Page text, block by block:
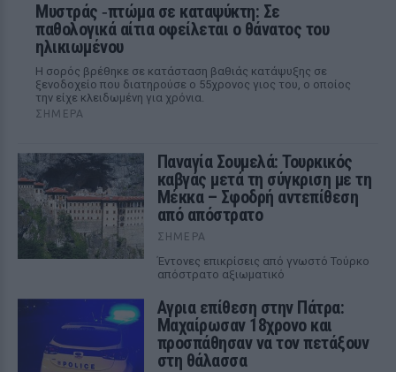
Μυστράς ‑πτώμα σε καταψύκτη: Σε
παθολογικά αίτια οφείλεται ο θάνατος του
ηλικιωμένου
Η σορός βρέθηκε σε κατάσταση βαθιάς κατάψυξης σε
ξενοδοχείο που διατηρούσε ο 55χρονος γιος του, ο οποίος
την είχε κλειδωμένη για χρόνια.
ΣΉΜΕΡΑ
Παναγία Σουμελά: Τουρκικός
καβγάς μετά τη σύγκριση με τη
Μέκκα – Σφοδρή αντεπίθεση
από απόστρατο
ΣΉΜΕΡΑ
Έντονες επικρίσεις από γνωστό Τούρκο
απόστρατο αξιωματικό
Αγρια επίθεση στην Πάτρα:
Μαχαίρωσαν 18χρονο και
προσπάθησαν να τον πετάξουν
στη θάλασσα